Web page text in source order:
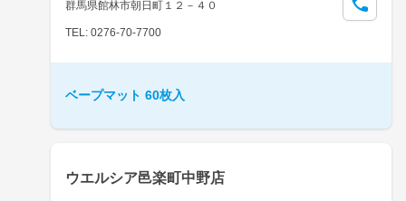
群馬県館林市朝日町１２－４０
TEL: 0276-70-7700
ベープマット 60枚入
ウエルシア邑楽町中野店